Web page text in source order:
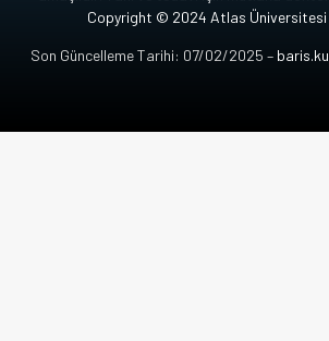
Copyright © 2024 Atlas Üniversitesi
Son Güncelleme Tarihi: 07/02/2025 –